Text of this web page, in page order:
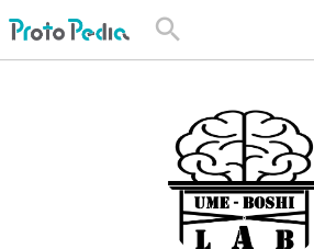
search